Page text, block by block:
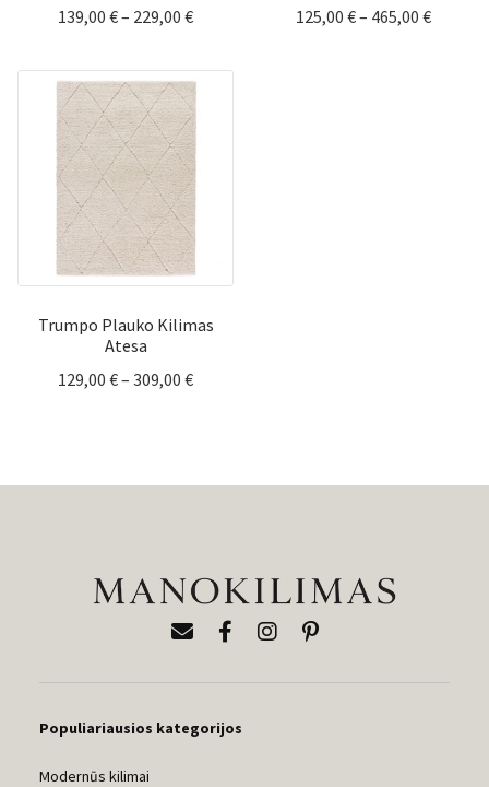
139,00 €– 229,00 €Price
139,00 €
125,00 €– 465,00 €Price
Trumpo Plauko Kilimas
Atesa
129,00 €– 309,00 €Price
309,00 €
Populiariausios kategorijos
Modernūs kilimai